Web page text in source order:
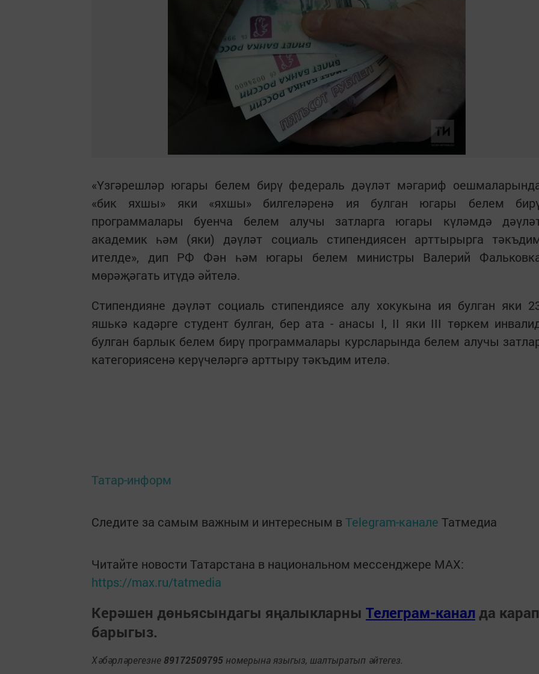
«Үзгәрешләр югары белем бирү федераль дәүләт мәгариф
«бик яхшы» яки «яхшы» билгеләренә ия булган югары белем
программалары буенча белем алучы затларга югары күләмдә
академик һәм (яки) дәүләт социаль стипендиясен арттырырга
ителде», дип РФ Фән һәм югары белем министры Валерий
мөрәҗәгать итүдә әйтелә.
Стипендияне дәүләт социаль стипендиясе алу хокукына ия булган яки
яшькә кадәрге студент булган, бер ата - анасы I, II яки III төркем
булган барлык белем бирү программалары курсларында белем алучы
категориясенә керүчеләргә арттыру тәкъдим ителә.
Татар-информ
Следите за самым важным и интересным в Telegram-канале Татмедиа
Читайте новости Татарстана в национальном мессенджере MАХ:
https://max.ru/tatmedia
Керәшен дөньясындагы яңалыкларны Телеграм-канал да карап
барыгыз.
Хәбәрләрегезне 89172509795 номерына языгыз, шалтыратып әйтегез.